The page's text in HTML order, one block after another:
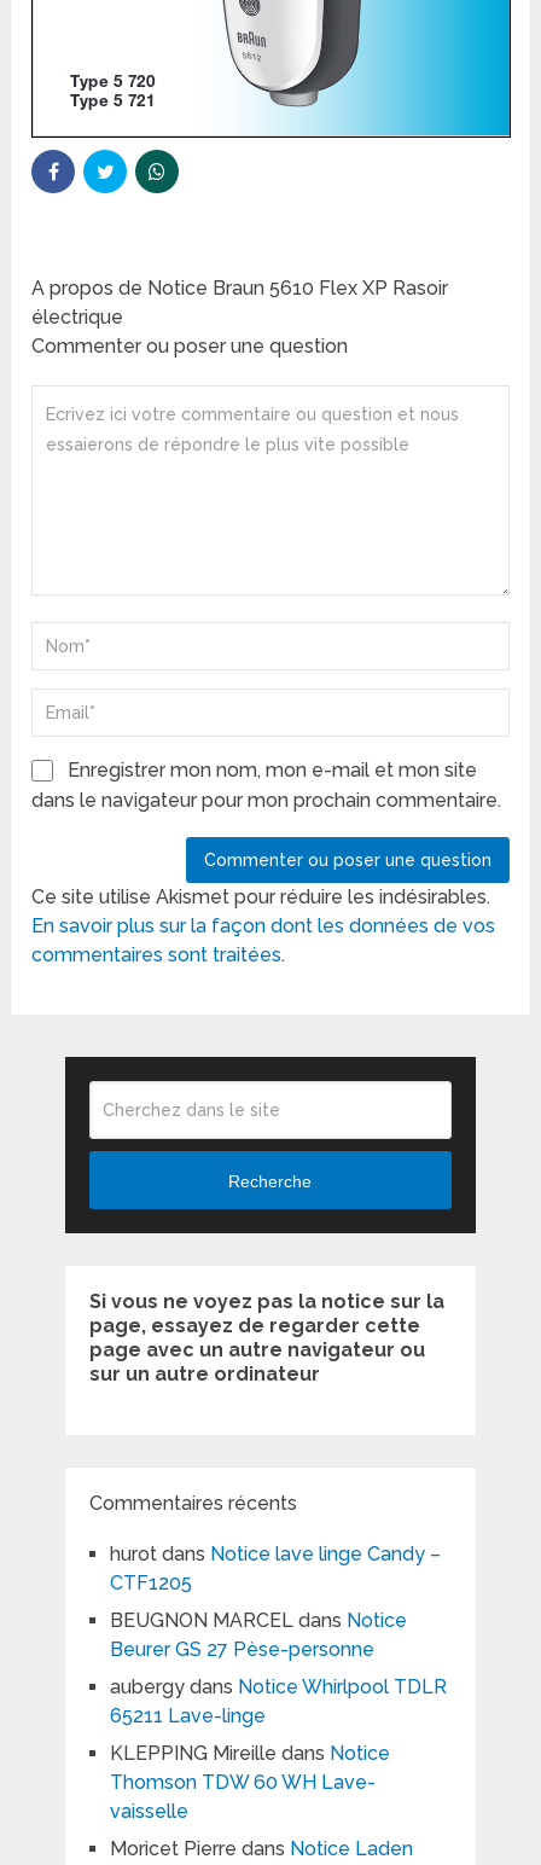
A propos de Notice Braun 5610 Flex XP Rasoir
électrique
Commenter ou poser une question
Enregistrer mon nom, mon e-mail et mon site
dans le navigateur pour mon prochain commentaire.
Ce site utilise Akismet pour réduire les indésirables.
En savoir plus sur la façon dont les données de vos
commentaires sont traitées.
Recherche
Si vous ne voyez pas la notice sur la
page, essayez de regarder cette
page avec un autre navigateur ou
sur un autre ordinateur
Commentaires récents
hurotdans Notice lave linge Candy –
CTF1205
BEUGNON MARCELdans Notice
Beurer GS 27 Pèse-personne
aubergydans Notice Whirlpool TDLR
65211 Lave-linge
KLEPPING Mireille dans Notice
Thomson TDW 60 WH Lave-
vaisselle
Moricet Pierre dans Notice Laden